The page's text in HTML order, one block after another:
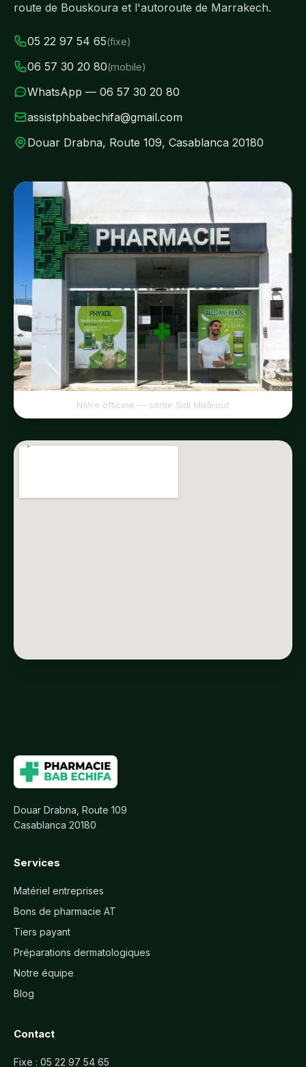
route de Bouskoura et l'autoroute de Marrakech.
05 22 97 54 65(fixe)
06 57 30 20 80(mobile)
WhatsApp — 06 57 30 20 80
assistphbabechifa@gmail.com
Douar Drabna, Route 109, Casablanca 20180
Notre officine — sortie Sidi Maârouf
Douar Drabna, Route 109
Casablanca 20180
Services
Matériel entreprises
Bons de pharmacie AT
Tiers payant
Préparations dermatologiques
Notre équipe
Blog
Contact
Fixe : 05 22 97 54 65